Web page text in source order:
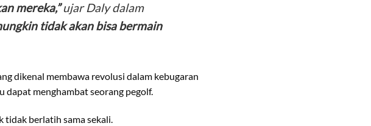
mereka,”ujar Daly dalam
tidak akan bisa bermain
dikenal membawa revolusi dalam kebugaran
menghambat seorang pegolf.
tidak berlatih sama sekali.